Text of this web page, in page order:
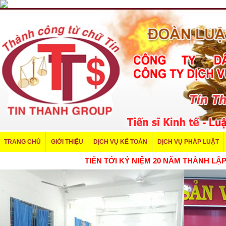
TRANG CHỦ GIỚI THIỆU DỊCH VỤ KẾ TOÁN DỊCH VỤ PHÁP LUẬT
TIẾN TỚI KỶ NIỆM 20 NĂM THÀNH